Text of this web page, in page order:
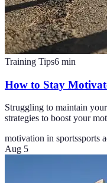
Training Tips6 min
How to Stay
Struggling to maintain
strategies to boost your
motivation in sportssports
Aug 5